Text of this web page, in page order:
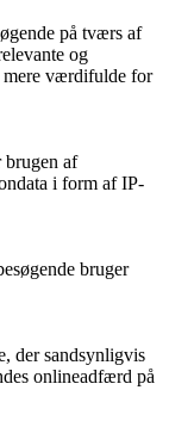
på tværs af
og
mere værdifulde for
brugen af
i form af IP-
bruger
der sandsynligvis
onlineadfærd på